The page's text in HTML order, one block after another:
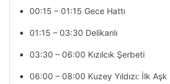
00:15 – 01:15 Gece Hattı
01:15 – 03:30 Delikanlı
03:30 – 06:00 Kızılcık Şerbeti
06:00 – 08:00 Kuzey Yıldızı: İlk Aşk